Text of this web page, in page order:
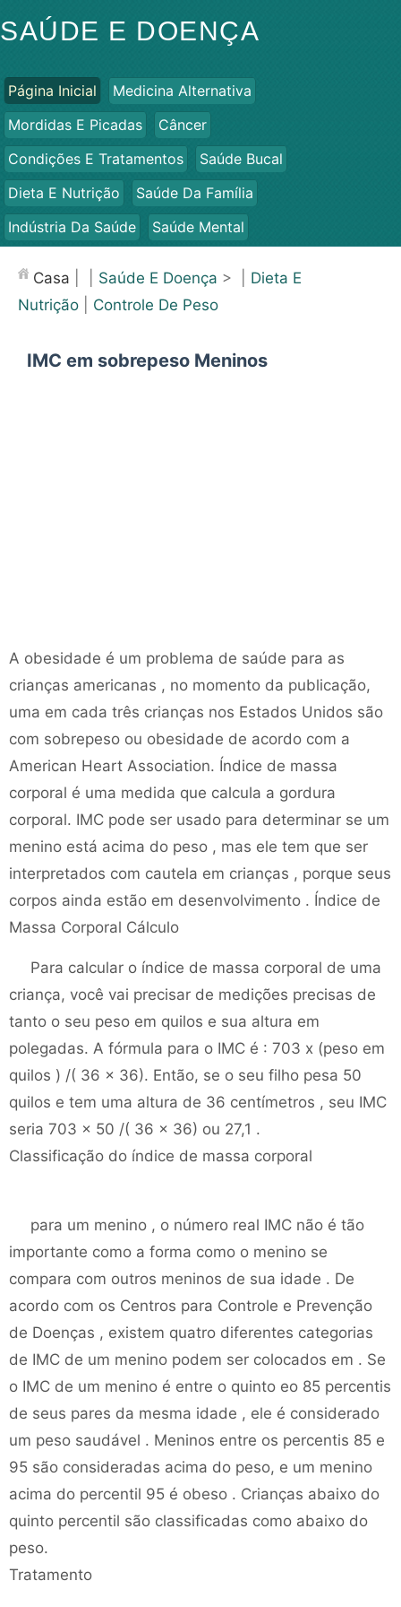
SAÚDE E DOENÇA
Página Inicial
Medicina Alternativa
Mordidas E Picadas
Câncer
Condições E Tratamentos
Saúde Bucal
Dieta E Nutrição
Saúde Da Família
Indústria Da Saúde
Saúde Mental
Saúde
Casa Saúde E Doença > | Dieta E
Nutrição
Controle De Peso
IMC em sobrepeso Meninos
A obesidade é um problema de saúde para as
crianças americanas , no momento da publicação,
uma em cada três crianças nos Estados Unidos são
com sobrepeso ou obesidade de acordo com a
American Heart Association. Índice de massa
corporal é uma medida que calcula a gordura
corporal. IMC pode ser usado para determinar se um
menino está acima do peso , mas ele tem que ser
interpretados com cautela em crianças , porque seus
corpos ainda estão em desenvolvimento . Índice de
Massa Corporal Cálculo
Para calcular o índice de massa corporal de uma
criança, você vai precisar de medições precisas de
tanto o seu peso em quilos e sua altura em
polegadas. A fórmula para o IMC é : 703 x (peso em
quilos ) /( 36 x 36). Então, se o seu filho pesa 50
quilos e tem uma altura de 36 centímetros , seu IMC
seria 703 x 50 /( 36 x 36) ou 27,1 .
Classificação do índice de massa corporal
para um menino , o número real IMC não é tão
importante como a forma como o menino se
compara com outros meninos de sua idade . De
acordo com os Centros para Controle e Prevenção
de Doenças , existem quatro diferentes categorias
de IMC de um menino podem ser colocados em . Se
o IMC de um menino é entre o quinto eo 85 percentis
de seus pares da mesma idade , ele é considerado
um peso saudável . Meninos entre os percentis 85 e
95 são consideradas acima do peso, e um menino
acima do percentil 95 é obeso . Crianças abaixo do
quinto percentil são classificadas como abaixo do
peso.
Tratamento